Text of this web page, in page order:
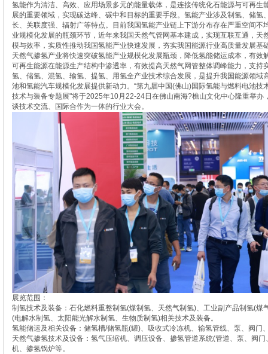
氢能作为清洁、高效、应用场景多元的能量载体，是连接传统化石能源与可再生
展的重要领域，实现碳达峰、碳中和目标的重要手段。氢能产业涉及制氢、储氢
长、关联度强、辐射广等特点。目前我国氢能产业链上下游分布存在严重空间不
业规模化发展的瓶颈环节，近年来我国天然气管网基本建成，实现互联互通，天
模与效率，实质性推动我国氢能产业快速发展，夯实我国能源行业高质量发展基
天然气掺氢产业将快速突破氢能产业规模化发展瓶颈，降低氢能储运成本，有效
可再生能源在能源生产结构中渗透率，有效提高天然气网管整体调峰能力，支持
氢、储氢、混氢、输氢、提氢、用氢全产业技术综合发展，是提升我国能源领域
池和氢能汽车规模化发展提供新动力。“第九届中国(佛山)国际氢能与燃料电池技
技术与装备专题展"将于2025年10月22-24日在佛山南海?樵山文化中心隆重举办
谈技术交流、国际合作为一体的行业大会。
展览范围：
制氢技术及装备：石化燃料重整制氢(煤制氢、天然气制氢)、工业副产品制氢(煤
(电解水制氢、太阳能光解水制氢、生物质制氢)相关技术及装备。
氢能储运及相关设备：储氢槽/储氢瓶(罐)、吸收式冷冻机、输氢管线、泵、阀门
天然气掺氢技术及设备：氢气压缩机、调压设备、掺氢管道系统(管道、泵、阀
机、掺氢锅炉等。